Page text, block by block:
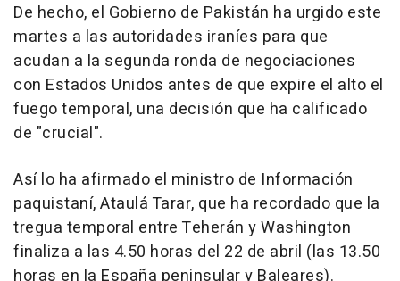
De hecho, el Gobierno de Pakistán ha urgido este
martes a las autoridades iraníes para que
acudan a la segunda ronda de negociaciones
con Estados Unidos antes de que expire el alto el
fuego temporal, una decisión que ha calificado
de "crucial".
Así lo ha afirmado el ministro de Información
paquistaní, Ataulá Tarar, que ha recordado que la
tregua temporal entre Teherán y Washington
finaliza a las 4.50 horas del 22 de abril (las 13.50